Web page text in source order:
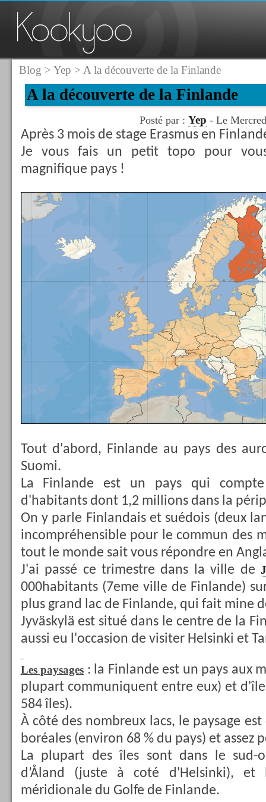
Blog > Yep > A la découverte de la Finlande
A la découverte de la Finlande
Posté par : Yep - Le
Après 3 mois de stage Erasmus en
Je vous fais un petit topo pour
magnifique pays !
Tout d'abord, Finlande au pays des
Suomi.
La Finlande est un pays qui
d'habitants dont 1,2 millions dans la
On y parle Finlandais et suédois (deux
incompréhensible pour le commun des
tout le monde sait vous répondre en
J'ai passé ce trimestre dans la ville de
000habitants (7eme ville de Finlande)
plus grand lac de Finlande, qui fait mine
Jyväskylä est situé dans le centre de la
aussi eu l'occasion de visiter Helsinki et
Les paysages : la Finlande est un pays aux
plupart communiquent entre eux) et
584 îles).
À côté des nombreux lacs, le paysage
boréales (environ 68 % du pays) et assez
La plupart des îles sont dans le sud-
d’Åland (juste à coté d'Helsinki),
méridionale du Golfe de Finlande.